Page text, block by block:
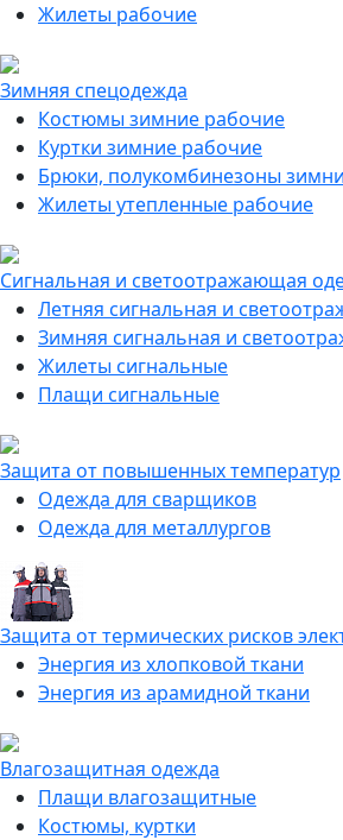
Жилеты рабочие
Зимняя спецодежда
Костюмы зимние рабочие
Куртки зимние рабочие
Брюки, полукомбинезоны
Жилеты утепленные рабочие
Сигнальная и светоотражающая
Летняя сигнальная и
Зимняя сигнальная и
Жилеты сигнальные
Плащи сигнальные
Защита от повышенных температур
Одежда для сварщиков
Одежда для металлургов
Защита от термических рисков
Энергия из хлопковой ткани
Энергия из арамидной ткани
Влагозащитная одежда
Плащи влагозащитные
Костюмы, куртки